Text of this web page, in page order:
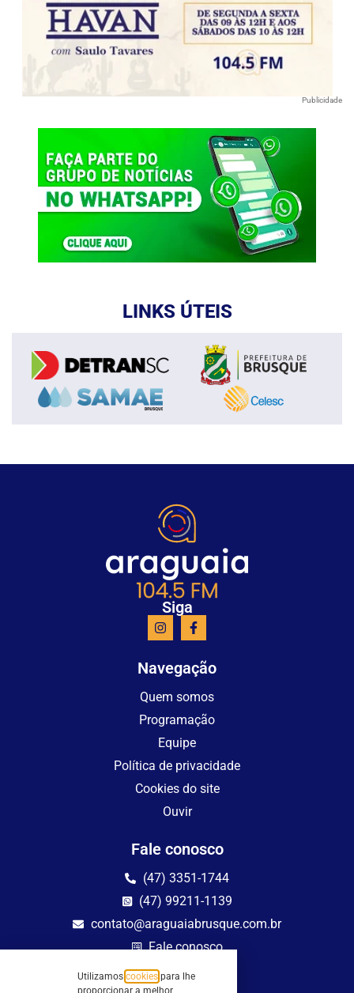
Publicidade
LINKS ÚTEIS
Siga
Navegação
Quem somos
Programação
Equipe
Política de privacidade
Cookies do site
Ouvir
Fale conosco
(47) 3351-1744
(47) 99211-1139
contato@araguaiabrusque.com.br
Fale conosco
Site seguro
Utilizamos cookies para lhe
proporcionar a melhor